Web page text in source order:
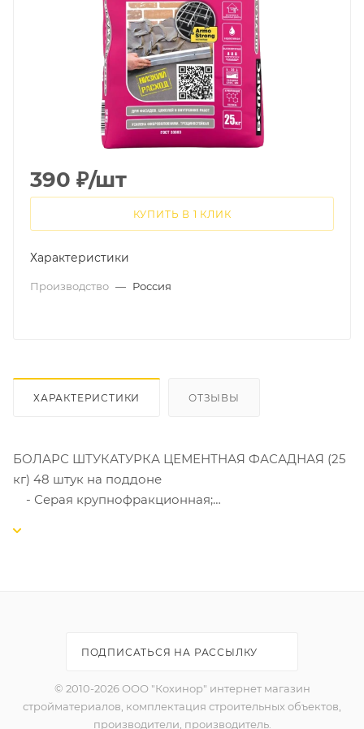
390 ₽/шт
КУПИТЬ В 1 КЛИК
Характеристики
Производство — Россия
ХАРАКТЕРИСТИКИ ОТЗЫВЫ
БОЛАРС ШТУКАТУРКА ЦЕМЕНТНАЯ ФАСАДНАЯ (25
кг) 48 штук на поддоне
- Серая крупнофракционная;
ПОДПИСАТЬСЯ НА РАССЫЛКУ
© 2010-2026 ООО "Кохинор" интернет магазин
стройматериалов, комплектация строительных объектов,
производители, производитель.